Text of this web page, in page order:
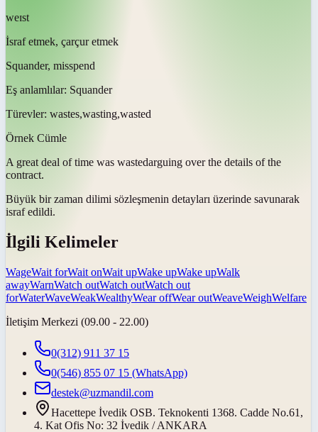
weɪst
İsraf etmek, çarçur etmek
Squander, misspend
Eş anlamlılar: Squander
Türevler: wastes,wasting,wasted
Örnek Cümle
A great deal of time was wastedarguing over the details of the
contract.
Büyük bir zaman dilimi sözleşmenin detayları üzerinde savunarak
israf edildi.
İlgili Kelimeler
WageWait forWait onWait upWake upWake upWalk
awayWarnWatch outWatch outWatch out
forWaterWaveWeakWealthyWear offWear outWeaveWeighWelfare
İletişim Merkezi (09.00 - 22.00)
0(312) 911 37 15
0(546) 855 07 15 (WhatsApp)
destek@uzmandil.com
Hacettepe İvedik OSB. Teknokenti 1368. Cadde No.61,
4. Kat Ofis No: 32 İvedik / ANKARA